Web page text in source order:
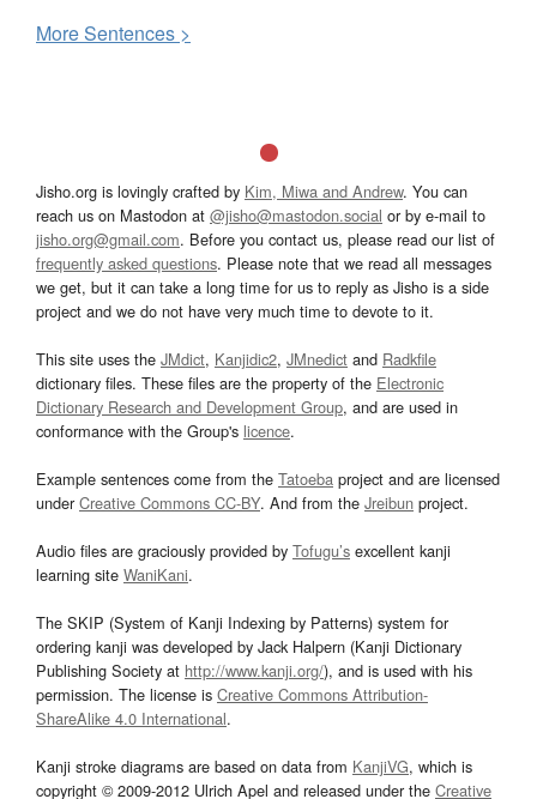
MoreSentences >
Jisho.org is lovingly crafted by Kim, Miwa and Andrew. You can
reach us on Mastodon at @jisho@mastodon.social or by e-mail to
jisho.org@gmail.com. Before you contact us, please read our list of
frequently asked questions. Please note that we read all messages
we get, but it can take a long time for us to reply as Jisho is a side
project and we do not have very much time to devote to it.
This site uses the JMdict, Kanjidic2, JMnedict and Radkfile
dictionary files. These files are the property of the Electronic
Dictionary Research and Development Group, and are used in
conformance with the Group's licence.
Example sentences come from the Tatoeba project and are licensed
underCreative Commons CC-BY. And from the Jreibun project.
Audio files are graciously provided by Tofugu’s excellent kanji
learning site WaniKani.
The SKIP (System of Kanji Indexing by Patterns) system for
ordering kanji was developed by Jack Halpern (Kanji Dictionary
Publishing Society at http://www.kanji.org/), and is used with his
permission. The license is Creative Commons Attribution-
ShareAlike 4.0 International.
Kanji stroke diagrams are based on data from KanjiVG, which is
copyright © 2009-2012 Ulrich Apel and released under the Creative